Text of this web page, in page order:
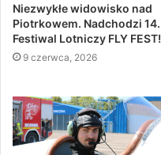
Niezwykłe widowisko nad
Piotrkowem. Nadchodzi 14.
Festiwal Lotniczy FLY FEST!
9 czerwca, 2026